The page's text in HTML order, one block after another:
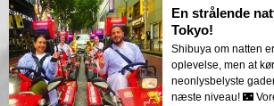
En strålende
Tokyo!
Shibuya om natten
oplevelse, men at
neonlysbelyste
næste niveau! 🌃